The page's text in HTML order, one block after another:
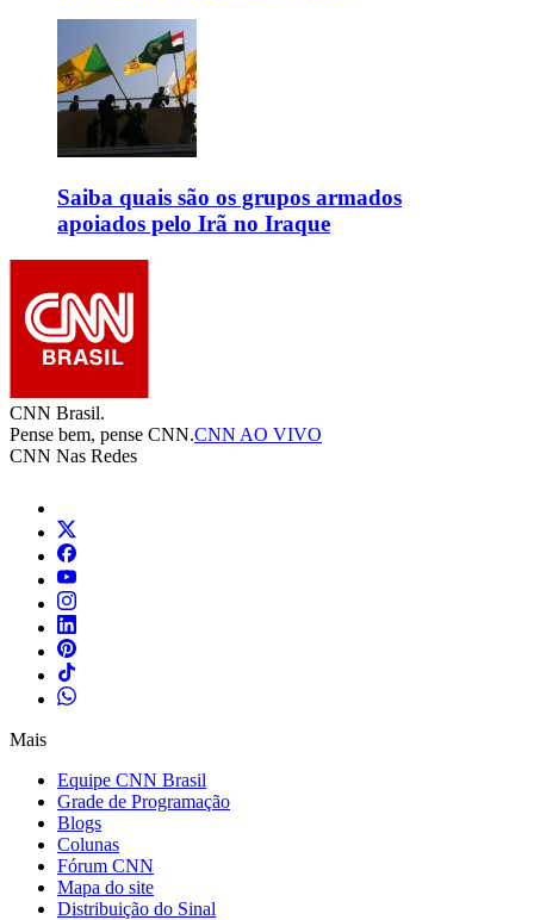
Saiba quais são os grupos armados
apoiados pelo Irã no Iraque
CNN Brasil.
Pense bem, pense CNN.CNN AO VIVO
CNN Nas Redes
Mais
Equipe CNN Brasil
Grade de Programação
Blogs
Colunas
Fórum CNN
Mapa do site
Distribuição do Sinal